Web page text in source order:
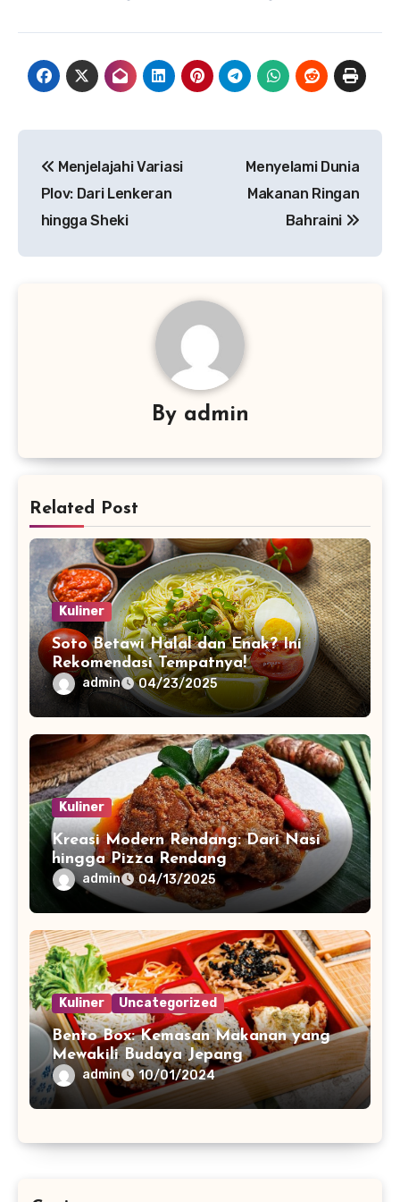
pos
Menjelajahi Variasi
Plov: Dari Lenkeran
hingga Sheki
Menyelami Dunia
Makanan Ringan
Bahraini
By admin
Related Post
Kuliner
Soto Betawi Halal dan Enak? Ini
Rekomendasi Tempatnya!
admin 04/23/2025
Kuliner
Kreasi Modern Rendang: Dari Nasi
hingga Pizza Rendang
admin 04/13/2025
Kuliner Uncategorized
Bento Box: Kemasan Makanan yang
Mewakili Budaya Jepang
admin 10/01/2024